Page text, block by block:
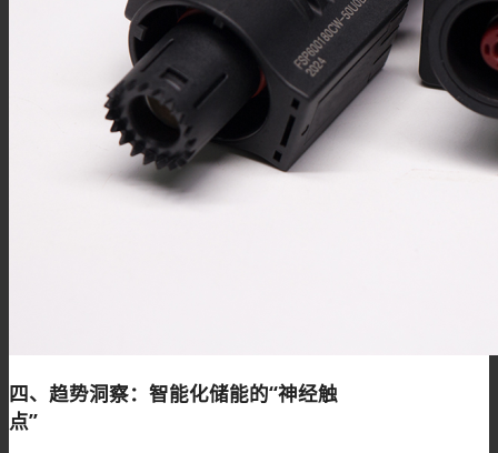
四、趋势洞察：智能化储能的“神经触
点”